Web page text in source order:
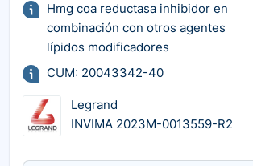
Hmg coa reductasa inhibidor en
combinación con otros agentes
lípidos modificadores
CUM: 20043342-40
Legrand
INVIMA 2023M-0013559-R2